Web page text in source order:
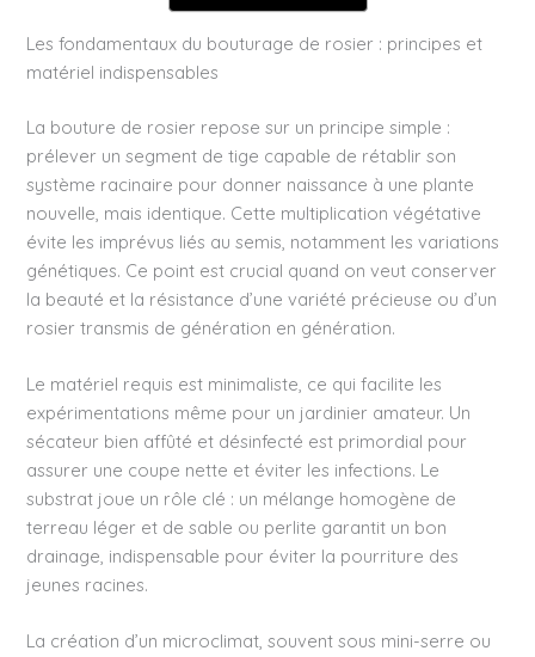
Les fondamentaux du bouturage de rosier : principes et
matériel indispensables
La bouture de rosier repose sur un principe simple :
prélever un segment de tige capable de rétablir son
système racinaire pour donner naissance à une plante
nouvelle, mais identique. Cette multiplication végétative
évite les imprévus liés au semis, notamment les variations
génétiques. Ce point est crucial quand on veut conserver
la beauté et la résistance d’une variété précieuse ou d’un
rosier transmis de génération en génération.
Le matériel requis est minimaliste, ce qui facilite les
expérimentations même pour un jardinier amateur. Un
sécateur bien affûté et désinfecté est primordial pour
assurer une coupe nette et éviter les infections. Le
substrat joue un rôle clé : un mélange homogène de
terreau léger et de sable ou perlite garantit un bon
drainage, indispensable pour éviter la pourriture des
jeunes racines.
La création d’un microclimat, souvent sous mini-serre ou